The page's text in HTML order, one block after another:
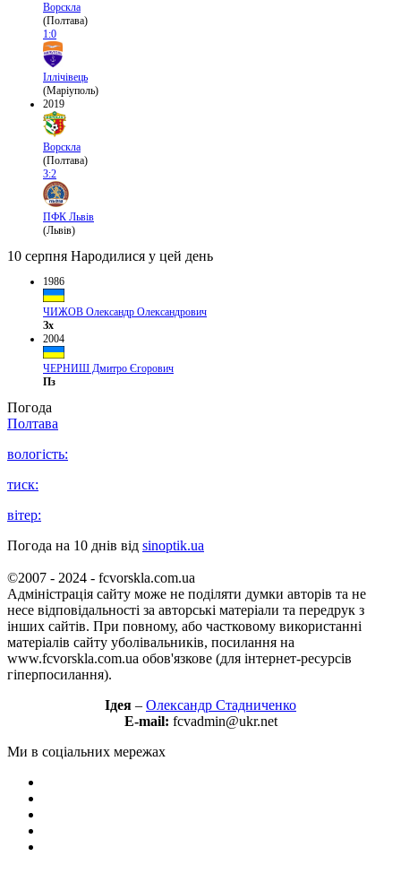
Ворскла
(Полтава)
1:0
Іллічівець
(Маріуполь)
2019
Ворскла
(Полтава)
3:2
ПФК Львів
(Львів)
10 серпня Народилися у цей день
1986
ЧИЖОВ Олександр Олександрович
Зх
2004
ЧЕРНИШ Дмитро Єгорович
Пз
Погода
Полтава
вологість:
тиск:
вітер:
Погода на 10 днів від sinoptik.ua
©2007 - 2024 - fcvorskla.com.ua
Адміністрація сайту може не поділяти думки авторів та не
несе відповідальності за авторські матеріали та передрук з
інших сайтів. При повному, або частковому використанні
матеріалів сайту уболівальників, посилання на
www.fcvorskla.com.ua обов'язкове (для інтернет-ресурсів
гіперпосилання).
Ідея – Олександр Стадниченко
E-mail: fcvadmin@ukr.net
Ми в соціальних мережах